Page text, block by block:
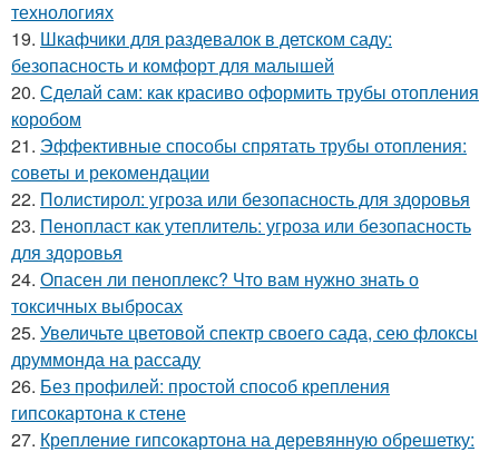
технологиях
19. Шкафчики для раздевалок в детском саду:
безопасность и комфорт для малышей
20. Сделай сам: как красиво оформить трубы отопления
коробом
21. Эффективные способы спрятать трубы отопления:
советы и рекомендации
22. Полистирол: угроза или безопасность для здоровья
23. Пенопласт как утеплитель: угроза или безопасность
для здоровья
24. Опасен ли пеноплекс? Что вам нужно знать о
токсичных выбросах
25. Увеличьте цветовой спектр своего сада, сею флоксы
друммонда на рассаду
26. Без профилей: простой способ крепления
гипсокартона к стене
27. Крепление гипсокартона на деревянную обрешетку: